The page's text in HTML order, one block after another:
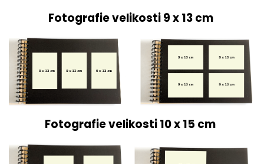
Fotografie velikosti 9 x 13 cm
Fotografie velikosti 10 x 15 cm